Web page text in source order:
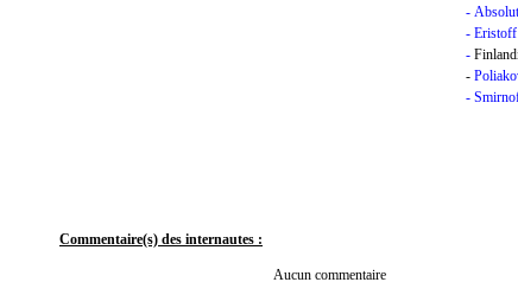
-
- Eristoff
-
-
-
Commentaire(s) des internautes :
Aucun commentaire